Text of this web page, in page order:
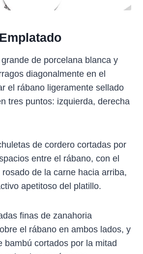
de porcelana blanca y
diagonalmente en el
el rábano ligeramente sellado
tres puntos: izquierda, derecha
de cordero cortadas por
entre el rábano, con el
de la carne hacia arriba,
apetitoso del platillo.
finas de zanahoria
el rábano en ambos lados, y
bambú cortados por la mitad